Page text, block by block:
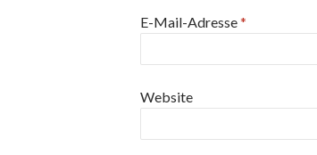
E-Mail-Adresse*
Website